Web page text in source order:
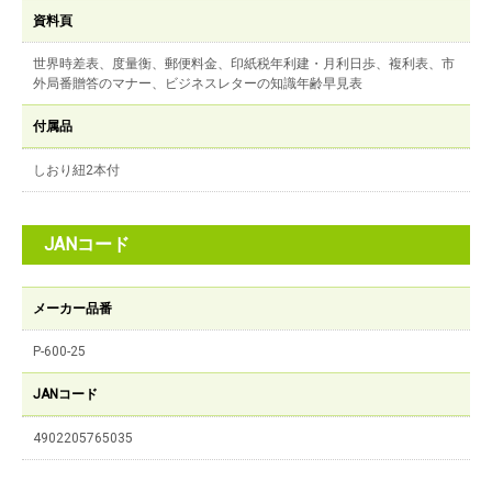
資料頁
世界時差表、度量衡、郵便料金、印紙税年利建・月利日歩、複利表、市
外局番贈答のマナー、ビジネスレターの知識年齢早見表
付属品
しおり紐2本付
JANコード
メーカー品番
P-600-25
JANコード
4902205765035